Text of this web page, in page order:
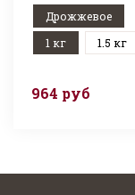
Дрожжевое
1 кг
1.5 кг
964 руб